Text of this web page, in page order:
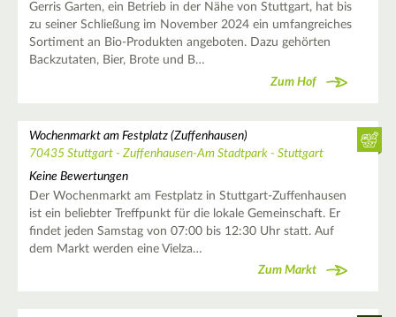
Gerris Garten, ein Betrieb in der Nähe von Stuttgart, hat bis
zu seiner Schließung im November 2024 ein umfangreiches
Sortiment an Bio-Produkten angeboten. Dazu gehörten
Backzutaten, Bier, Brote und B…
Zum Hof
Wochenmarkt am Festplatz (Zuffenhausen)
70435 Stuttgart - Zuffenhausen-Am Stadtpark - Stuttgart
Keine Bewertungen
Der Wochenmarkt am Festplatz in Stuttgart-Zuffenhausen
ist ein beliebter Treffpunkt für die lokale Gemeinschaft. Er
findet jeden Samstag von 07:00 bis 12:30 Uhr statt. Auf
dem Markt werden eine Vielza…
Zum Markt